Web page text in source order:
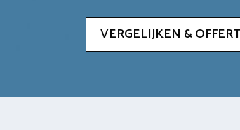
VERGELIJKEN &